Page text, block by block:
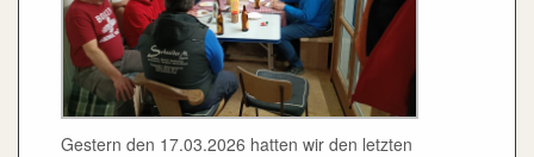
Gestern den 17.03.2026 hatten wir den letzten